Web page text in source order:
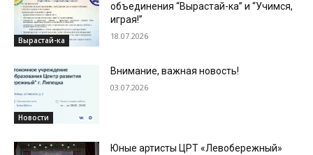
Вырастай-ка
объединения “Вырастай-ка” и “Учимся,
играя!”
18.07.2026
Новости
Внимание, важная новость!
03.07.2026
Юные артисты ЦРТ «Левобережный»